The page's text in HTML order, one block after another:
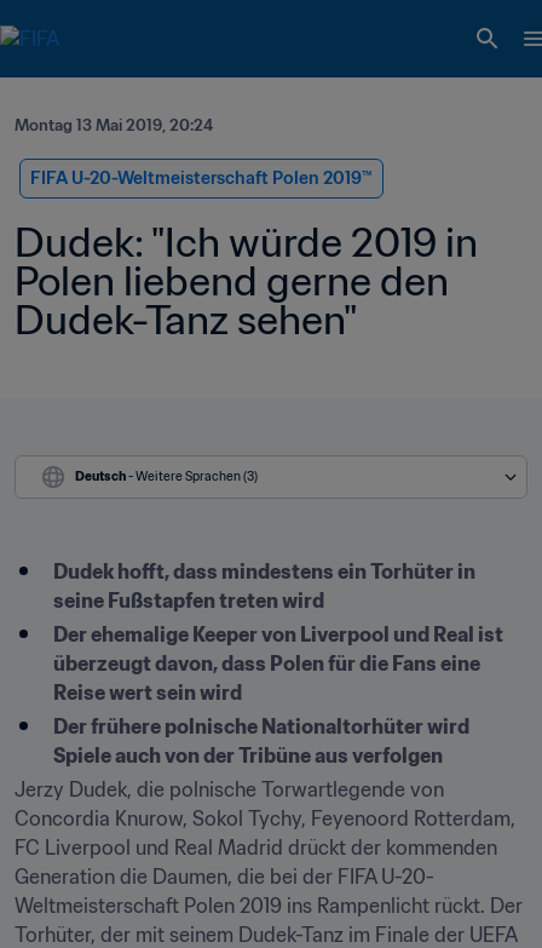
Montag 13 Mai 2019, 20:24
FIFA U-20-Weltmeisterschaft Polen 2019™
Dudek: "Ich würde 2019 in
Polen liebend gerne den
Dudek-Tanz sehen"
Deutsch - Weitere Sprachen (3)
Dudek hofft, dass mindestens ein Torhüter in
seine Fußstapfen treten wird
Der ehemalige Keeper von Liverpool und Real ist
überzeugt davon, dass Polen für die Fans eine
Reise wert sein wird
Der frühere polnische Nationaltorhüter wird
Spiele auch von der Tribüne aus verfolgen
Jerzy Dudek, die polnische Torwartlegende von
Concordia Knurow, Sokol Tychy, Feyenoord Rotterdam,
FC Liverpool und Real Madrid drückt der kommenden
Generation die Daumen, die bei der FIFA U-20-
Weltmeisterschaft Polen 2019 ins Rampenlicht rückt. Der
Torhüter, der mit seinem Dudek-Tanz im Finale der UEFA